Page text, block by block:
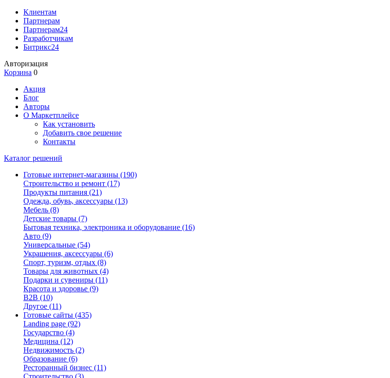
Клиентам
Партнерам
Партнерам24
Разработчикам
Битрикс24
Авторизация
Корзина 0
Акция
Блог
Авторы
О Маркетплейсе
Как установить
Добавить свое решение
Контакты
Каталог решений
Готовые интернет-магазины (190)
Строительство и ремонт (17)
Продукты питания (21)
Одежда, обувь, аксессуары (13)
Мебель (8)
Детские товары (7)
Бытовая техника, электроника и оборудование (16)
Авто (9)
Универсальные (54)
Украшения, аксессуары (6)
Спорт, туризм, отдых (8)
Товары для животных (4)
Подарки и сувениры (11)
Красота и здоровье (9)
B2B (10)
Другое (11)
Готовые сайты (435)
Landing page (92)
Государство (4)
Медицина (12)
Недвижимость (2)
Образование (6)
Ресторанный бизнес (11)
Строительство (3)